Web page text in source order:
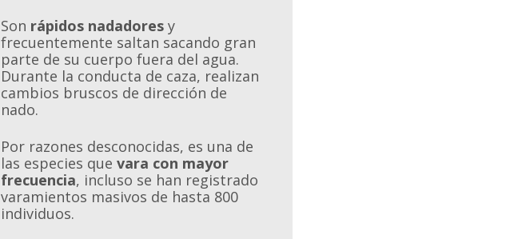
Son rápidos nadadores y
frecuentemente saltan sacando gran
parte de su cuerpo fuera del agua.
Durante la conducta de caza, realizan
cambios bruscos de dirección de
nado.
Por razones desconocidas, es una de
las especies quevara con mayor
frecuencia, incluso se han registrado
varamientos masivos de hasta 800
individuos.